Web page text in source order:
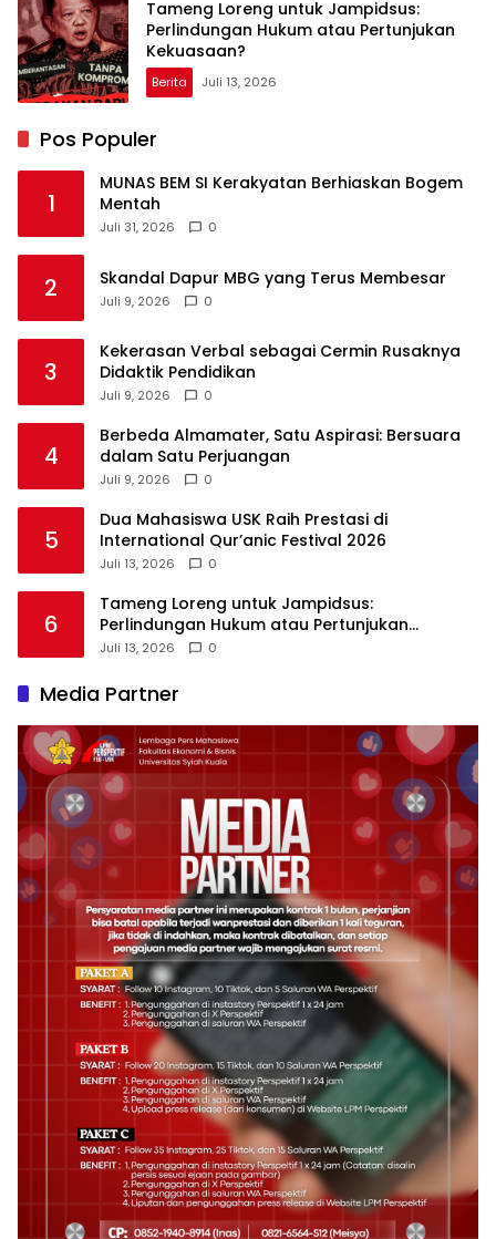
Tameng Loreng untuk Jampidsus:
Perlindungan Hukum atau Pertunjukan
Kekuasaan?
Berita Juli 13, 2026
Pos Populer
1
MUNAS BEM SI Kerakyatan Berhiaskan Bogem
Mentah
Juli 31, 2026 0
2 Skandal Dapur MBG yang Terus Membesar
Juli 9, 2026 0
3
Kekerasan Verbal sebagai Cermin Rusaknya
Didaktik Pendidikan
Juli 9, 2026 0
4
Berbeda Almamater, Satu Aspirasi: Bersuara
dalam Satu Perjuangan
Juli 9, 2026 0
5
Dua Mahasiswa USK Raih Prestasi di
International Qur’anic Festival 2026
Juli 13, 2026 0
6
Tameng Loreng untuk Jampidsus:
Perlindungan Hukum atau Pertunjukan
Kekuasaan?
Juli 13, 2026 0
Media Partner